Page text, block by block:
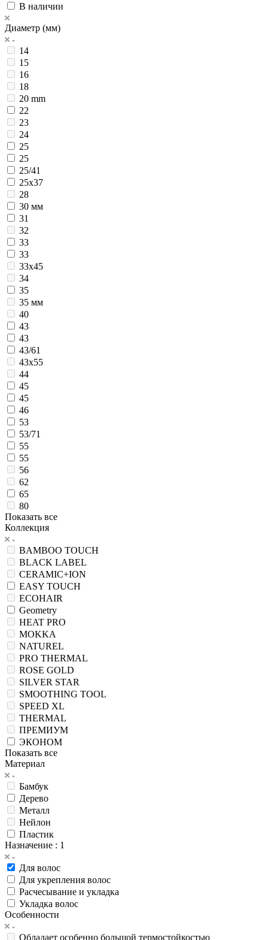
В наличии
Диаметр (мм)
14
15
16
18
20 mm
22
23
24
25
25
25/41
25х37
28
30 мм
31
32
33
33
33х45
34
35
35 мм
40
43
43
43/61
43х55
44
45
45
46
53
53/71
55
55
56
62
65
80
Показать все
Коллекция
BAMBOO TOUCH
BLACK LABEL
CERAMIC+ION
EASY TOUCH
ECOHAIR
Geometry
HEAT PRO
MOKKA
NATUREL
PRO THERMAL
ROSE GOLD
SILVER STAR
SMOOTHING TOOL
SPEED XL
THERMAL
ПРЕМИУМ
ЭКОНОМ
Показать все
Материал
Бамбук
Дерево
Металл
Нейлон
Пластик
Назначение : 1
Для волос
Для укрепления волос
Расчесывание и укладка
Укладка волос
Особенности
Обладает особенно большой термостойкостью